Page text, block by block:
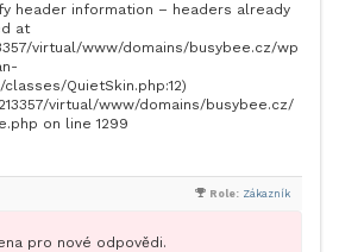
header information – headers already
at
virtual/www/domains/busybee.cz/wp
QuietSkin.php:12)
virtual/www/domains/busybee.cz/
on line 1299
Role: Zákazník
pro nové odpovědi.